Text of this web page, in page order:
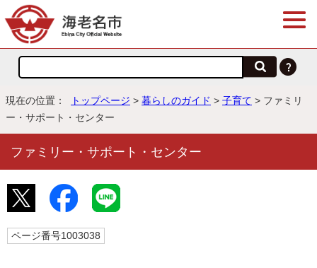
現在の位置： トップページ > 暮らしのガイド > 子育て > ファミリ
ー・サポート・センター
ファミリー・サポート・センター
ページ番号1003038